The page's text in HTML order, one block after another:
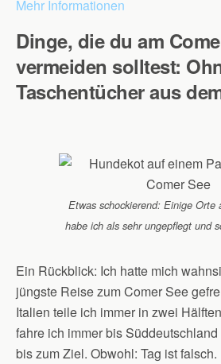
Mehr Informationen
Dinge, die du am
vermeiden solltest:
Taschentücher aus
Etwas schockierend: Einige Orte
habe ich als sehr ungepflegt und
Ein Rückblick: Ich hatte mich
jüngste Reise zum Comer See
Italien teile ich immer in zwei
fahre ich immer bis
bis zum Ziel. Obwohl: Tag ist